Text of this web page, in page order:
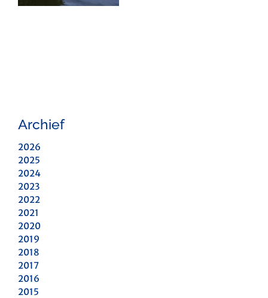
Archief
2026
2025
2024
2023
2022
2021
2020
2019
2018
2017
2016
2015